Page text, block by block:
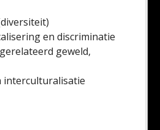
en discriminatie
geweld,
interculturalisatie